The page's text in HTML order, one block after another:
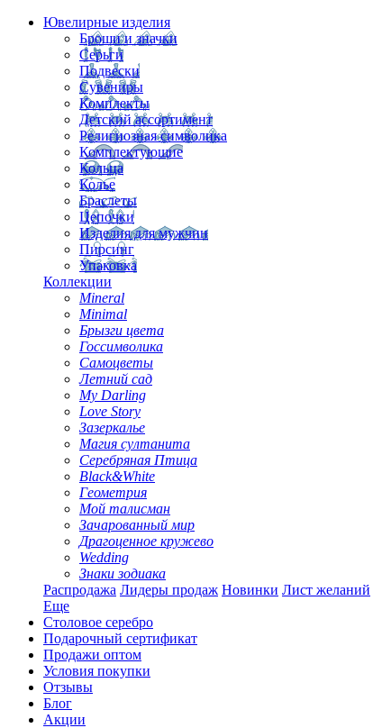
Ювелирные изделия
Броши и значки
Серьги
Подвески
Сувениры
Комплекты
Детский ассортимент
Религиозная символика
Комплектующие
Кольца
Колье
Браслеты
Цепочки
Изделия для мужчин
Пирсинг
Упаковка
Коллекции
Mineral
Minimal
Брызги цвета
Госсимволика
Самоцветы
Летний сад
My Darling
Love Story
Зазеркалье
Магия султанита
Серебряная Птица
Black&White
Геометрия
Мой талисман
Зачарованный мир
Драгоценное кружево
Wedding
Знаки зодиака
Распродажа Лидеры продаж Новинки Лист желаний
Еще
Столовое серебро
Подарочный сертификат
Продажи оптом
Условия покупки
Отзывы
Блог
Акции